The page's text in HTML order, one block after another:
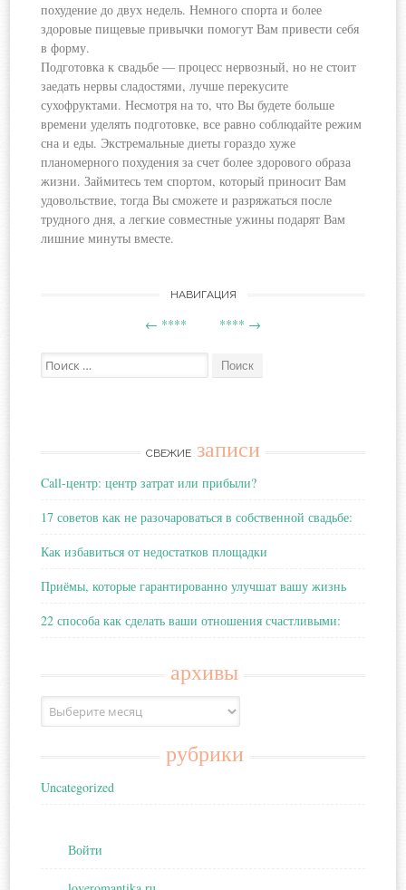
похудение до двух недель. Немного спорта и более
здоровые пищевые привычки помогут Вам привести себя
в форму.
Подготовка к свадьбе — процесс нервозный, но не стоит
заедать нервы сладостями, лучше перекусите
сухофруктами. Несмотря на то, что Вы будете больше
времени уделять подготовке, все равно соблюдайте режим
сна и еды. Экстремальные диеты гораздо хуже
планомерного похудения за счет более здорового образа
жизни. Займитесь тем спортом, который приносит Вам
удовольствие, тогда Вы сможете и разряжаться после
трудного дня, а легкие совместные ужины подарят Вам
лишние минуты вместе.
Навигация
записям
НАВИГАЦИЯ
← **** **** →
Поиск:
СВЕЖИЕ записи
Call-центр: центр затрат или прибыли?
17 советов как не разочароваться в собственной свадьбе:
Как избавиться от недостатков площадки
Приёмы, которые гарантированно улучшат вашу жизнь
22 способа как сделать ваши отношения счастливыми:
архивы
Архивы
рубрики
Uncategorized
Войти